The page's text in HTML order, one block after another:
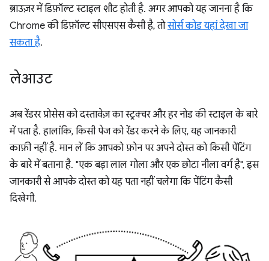
ब्राउज़र में डिफ़ॉल्ट स्टाइल शीट होती है. अगर आपको यह जानना है कि
Chrome की डिफ़ॉल्ट सीएसएस कैसी है, तोसोर्स कोड यहां देखा जा
सकता है.
लेआउट
अब रेंडरर प्रोसेस को दस्तावेज़ का स्ट्रक्चर और हर नोड की स्टाइल के बारे
में पता है. हालांकि, किसी पेज को रेंडर करने के लिए, यह जानकारी
काफ़ी नहीं है. मान लें कि आपको फ़ोन पर अपने दोस्त को किसी पेंटिंग
के बारे में बताना है. "एक बड़ा लाल गोला और एक छोटा नीला वर्ग है", इस
जानकारी से आपके दोस्त को यह पता नहीं चलेगा कि पेंटिंग कैसी
दिखेगी.